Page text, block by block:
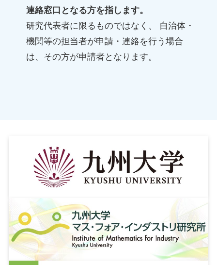
連絡窓口となる方を指します。
研究代表者に限るものではなく、 自治体・
機関等の担当者が申請・連絡を行う場合
は、その方が申請者となります。